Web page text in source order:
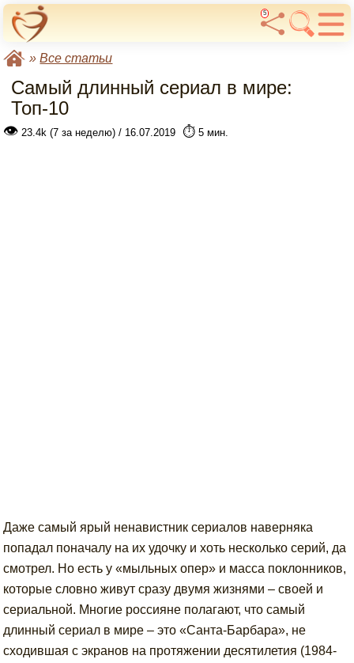
5
»Все статьи
Самый длинный сериал в мире:
Топ-10
👁 23.4k (7 за неделю) / 16.07.2019 ⏱️ 5 мин.
Даже самый ярый ненавистник сериалов наверняка
попадал поначалу на их удочку и хоть несколько серий, да
смотрел. Но есть у «мыльных опер» и масса поклонников,
которые словно живут сразу двумя жизнями – своей и
сериальной. Многие россияне полагают, что самый
длинный сериал в мире – это «Санта-Барбара», не
сходившая с экранов на протяжении десятилетия (1984-